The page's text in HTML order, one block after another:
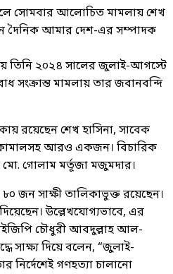
সোমবার আলোচিত মামলায় শেখ
দৈনিক আমার দেশ-এর সম্পাদক
তিনি ২০২৪ সালের জুলাই-আগস্টে
সংক্রান্ত মামলায় তার জবানবন্দি
রয়েছেন শেখ হাসিনা, সাবেক
কামালসহ আরও একজন। বিচারিক
মো. গোলাম মর্তূজা মজুমদার।
জন সাক্ষী তালিকাভুক্ত রয়েছেন।
উল্লেখযোগ্যভাবে, এর
চৌধুরী আবদুল্লাহ আল-
সাক্ষ্য দিয়ে বলেন, “জুলাই-
গণহত্যা চালানো